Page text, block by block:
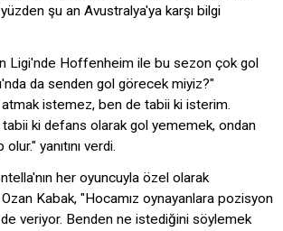
yüzden şu an Avustralya'ya karşı bilgi
Ligi'nde Hoffenheim ile bu sezon çok gol
da senden gol görecek miyiz?"
istemez, ben de tabii ki isterim.
ki defans olarak gol yememek, ondan
yanıtını verdi.
her oyuncuyla özel olarak
Kabak, "Hocamız oynayanlara pozisyon
de veriyor. Benden ne istediğini söylemek